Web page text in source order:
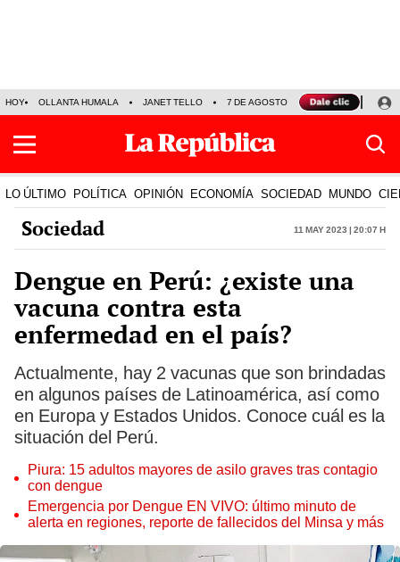
HOY OLLANTA HUMALA JANET TELLO 7 DE AGOSTO TINKA RESULTADOS
LO ÚLTIMO POLÍTICA OPINIÓN ECONOMÍA SOCIEDAD MUNDO
Sociedad 11 May 2023 | 20:07 h
Dengue en Perú: ¿existe una
vacuna contra esta
enfermedad en el país?
Actualmente, hay 2 vacunas que son brindadas
en algunos países de Latinoamérica, así como
en Europa y Estados Unidos. Conoce cuál es la
situación del Perú.
Piura: 15 adultos mayores de asilo graves tras contagio
con dengue
Emergencia por Dengue EN VIVO: último minuto de
alerta en regiones, reporte de fallecidos del Minsa y más